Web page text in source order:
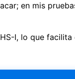
en mis
I, lo que